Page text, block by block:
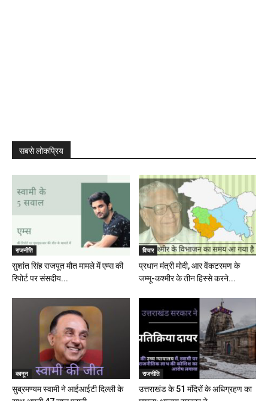
सबसे लोकप्रिय
राजनीति
सुशांत सिंह राजपूत मौत मामले में एम्स की
रिपोर्ट पर संसदीय...
विचार
प्रधान मंत्री मोदी, आर वेंकटरमण के
जम्मू-कश्मीर के तीन हिस्से करने...
कानून
सुब्रमण्यम स्वामी ने आईआईटी दिल्ली के
राजनीति
उत्तराखंड के 51 मंदिरों के अधिग्रहण का